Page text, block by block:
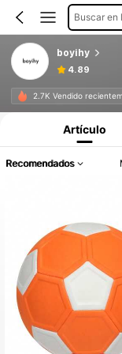
Buscar en
boyihy
4.89
2.7K Vendido
Artículo
Recomendados